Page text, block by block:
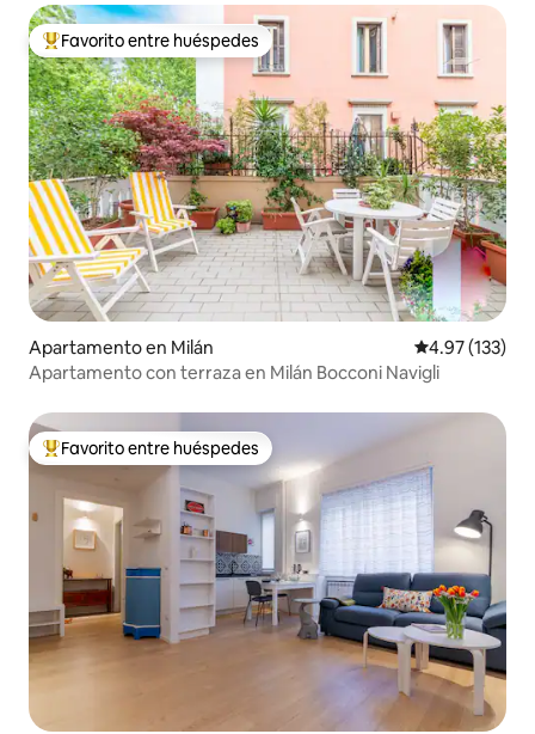
Favorito entre huéspedes preferido
Favorito entre huéspedes
Apartamento en Milán Calificación
4.97 (133)
Apartamento con terraza en Milán Bocconi Navigli
Favorito entre huéspedes preferido
Favorito entre huéspedes